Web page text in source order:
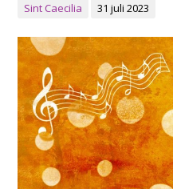
Sint Caecilia 31 juli 2023